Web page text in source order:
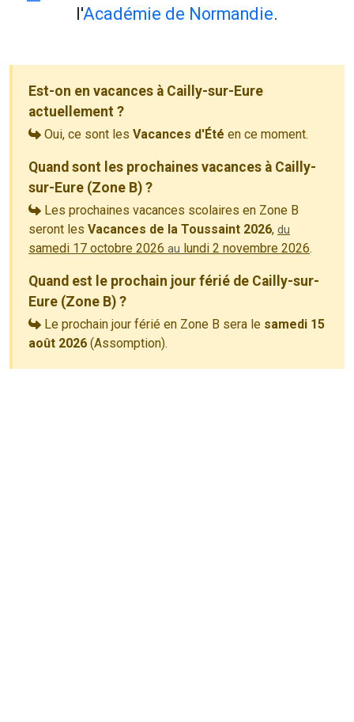
l'Académie de Normandie.
Est-on en vacances à Cailly-sur-Eure
actuellement ?
Oui, ce sont les Vacances d'Été en ce moment.
Quand sont les prochaines vacances à Cailly-
sur-Eure (Zone B) ?
Les prochaines vacances scolaires en Zone B
seront les Vacances de la Toussaint 2026, du
samedi 17 octobre 2026 au lundi 2 novembre 2026.
Quand est le prochain jour férié de Cailly-sur-
Eure (Zone B) ?
Le prochain jour férié en Zone B sera le samedi 15
août 2026 (Assomption).